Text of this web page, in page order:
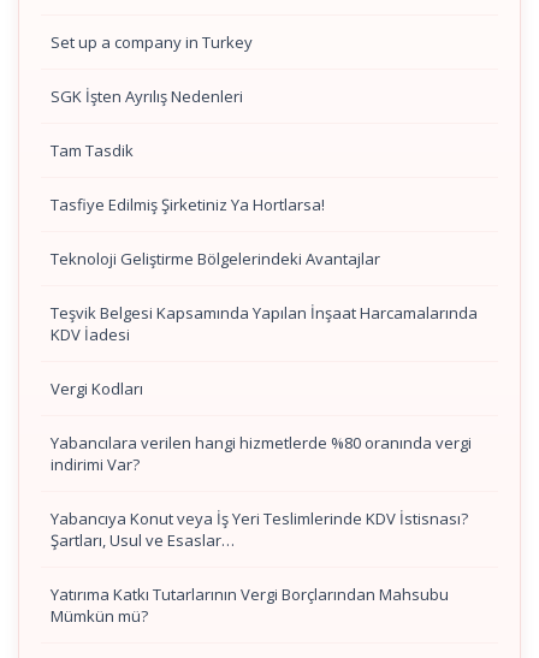
Set up a company in Turkey
SGK İşten Ayrılış Nedenleri
Tam Tasdik
Tasfiye Edilmiş Şirketiniz Ya Hortlarsa!
Teknoloji Geliştirme Bölgelerindeki Avantajlar
Teşvik Belgesi Kapsamında Yapılan İnşaat Harcamalarında
KDV İadesi
Vergi Kodları
Yabancılara verilen hangi hizmetlerde %80 oranında vergi
indirimi Var?
Yabancıya Konut veya İş Yeri Teslimlerinde KDV İstisnası?
Şartları, Usul ve Esaslar…
Yatırıma Katkı Tutarlarının Vergi Borçlarından Mahsubu
Mümkün mü?